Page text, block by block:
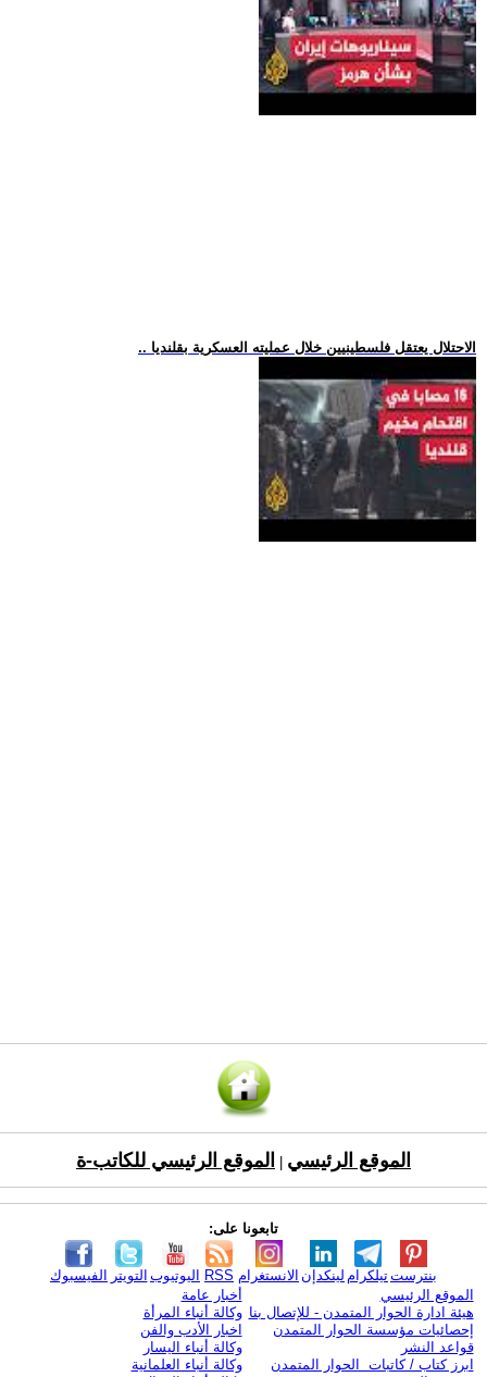
.. الاحتلال يعتقل فلسطينيين خلال عمليته العسكرية بقلنديا
الموقع الرئيسي الموقع الرئيسي للكاتب-ة
تابعونا على:
الفيسبوك التويتر اليوتيوب RSS الانستغرام لينكدإن تيلكرامبنترست
الموقع الرئيسي
هيئة ادارة الحوار المتمدن - للإتصال بنا
إحصائيات مؤسسة الحوار المتمدن
قواعد النشر
ابرز كتاب / كاتبات الحوار المتمدن
أخبار عامة
وكالة أنباء المرأة
اخبار الأدب والفن
وكالة أنباء اليسار
وكالة أنباء العلمانية